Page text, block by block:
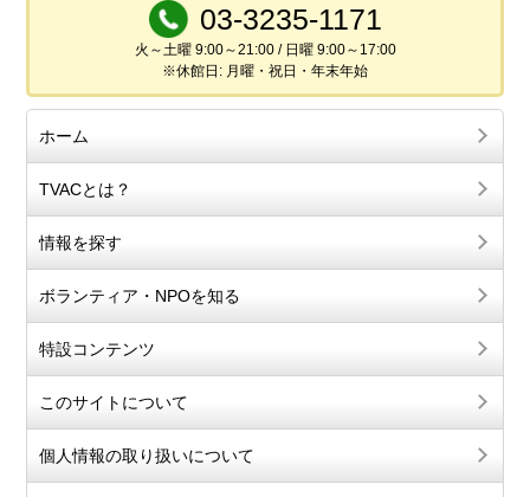
03-3235-1171
火～土曜 9:00～21:00 / 日曜 9:00～17:00
※休館日: 月曜・祝日・年末年始
ホーム
TVACとは？
情報を探す
ボランティア・NPOを知る
特設コンテンツ
このサイトについて
個人情報の取り扱いについて